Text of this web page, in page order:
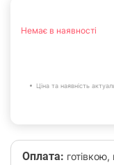
Немає в наявності
Ціна та наявність
Оплата: